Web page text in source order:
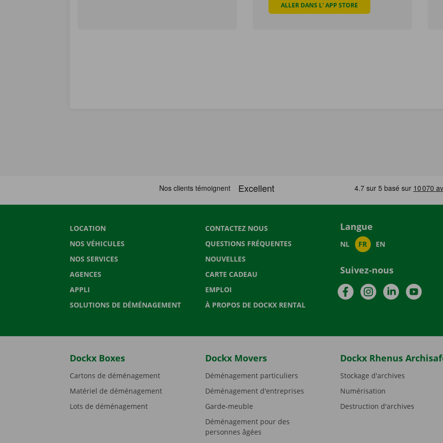
ALLER DANS L' APP STORE
LOCATION
NOS VÉHICULES
NOS SERVICES
AGENCES
APPLI
SOLUTIONS DE DÉMÉNAGEMENT
CONTACTEZ NOUS
QUESTIONS FRÉQUENTES
NOUVELLES
CARTE CADEAU
EMPLOI
À PROPOS DE DOCKX RENTAL
Langue
NL FR EN
Suivez-nous
FacebookInstagramLinkedIn
Dockx Boxes
Cartons de déménagement
Matériel de déménagement
Lots de déménagement
Dockx Movers
Déménagement particuliers
Déménagement d'entreprises
Garde-meuble
Déménagement pour des
personnes âgées
Dockx Rhenus
Stockage d'archives
Numérisation
Destruction d'archives